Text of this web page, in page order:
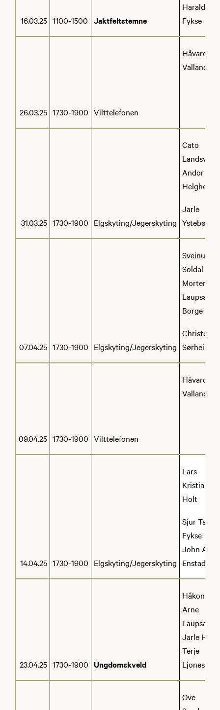
16.03.25 1100-1500 Jaktfeltstemne
Harald
Fykse
26.03.25 1730-1900 Vilttelefonen
Håvard
Valland
31.03.25 1730-1900 Elgskyting/Jegerskyting
Cato
Landsvik
Andor
Helgheim
Jarle
Ystebø
07.04.25 1730-1900 Elgskyting/Jegerskyting
Sveinung
Soldal
Morten
Laupsa-
Borge
Christoffer
Sørheim
09.04.25 1730-1900 Vilttelefonen
Håvard
Valland
14.04.25 1730-1900 Elgskyting/Jegerskyting
Lars
Kristian
Holt
Sjur Tarjei
Fykse
John Asle
Enstad
23.04.25 1730-1900 Ungdomskveld
Håkon
Arne
Laupsa
Jarle Holt
Terje
Ljones
Ove